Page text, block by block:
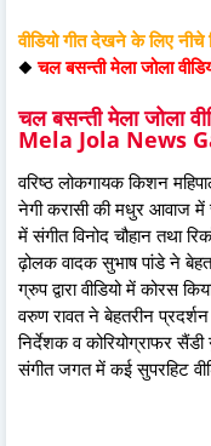
वीडियो गीत देखने के लिए नीचे
◆चल बसन्ती मेला जोला
चल बसन्ती मेला जोला
Mela Jola News
वरिष्ठ लोकगायक किशन
नेगी करासी की मधुर आवाज में
में संगीत विनोद चौहान तथा
ढ़ोलक वादक सुभाष पांडे ने
ग्रुप द्वारा वीडियो में कोरस
वरुण रावत ने बेहतरीन
निर्देशक व कोरियोग्राफर
संगीत जगत में कई सुपरहिट